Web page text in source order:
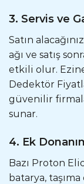
3. Servis ve
Satın
ağı ve satış
etkili olur.
Dedektör
güvenilir
sunar.
4. Ek
Bazı Proton
batarya,